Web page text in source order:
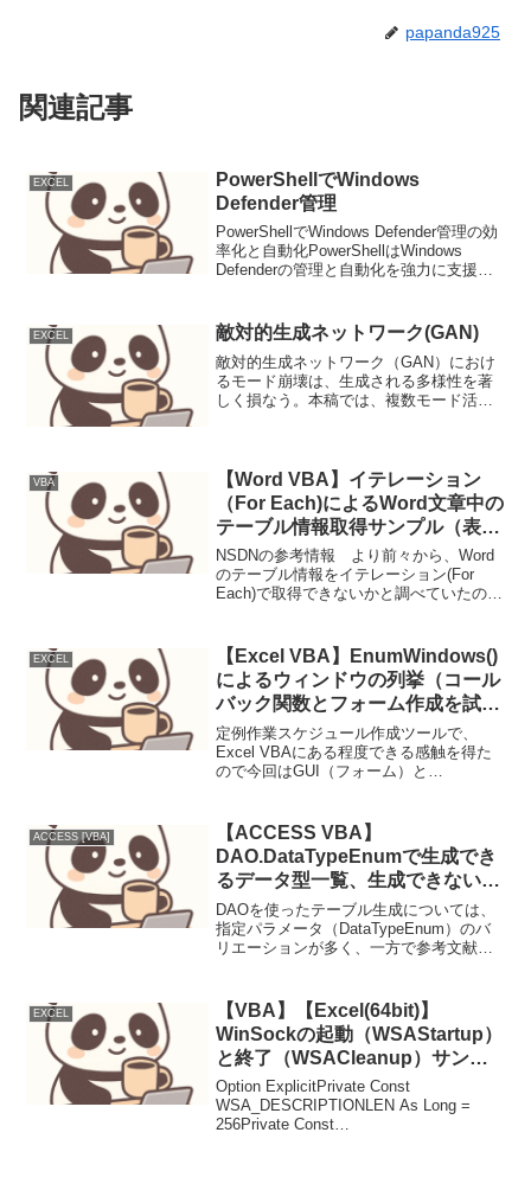
papanda925
関連記事
EXCEL
PowerShellでWindows
Defender管理
PowerShellでWindows Defender管理の効
率化と自動化PowerShellはWindows
Defenderの管理と自動化を強力に支援
けるDefen...
EXCEL 敵対的生成ネットワーク(GAN)
敵対的生成ネットワーク（GAN）におけ
るモード崩壊は、生成される多様性を著
しく損なう。本稿では、複数モード活性
VBA
【Word VBA】イテレーション
（For Each)によるWord文章中の
テーブル情報取得サンプル（表全
体、列単位、行単位）
NSDNの参考情報 より前々から、Word
のテーブル情報をイテレーション(For
Each)で取得できないかと調べていたのだ
Each)イメージをWordで実現...
EXCEL
【Excel VBA】EnumWindows()
によるウィンドウの列挙（コール
バック関数とフォーム作成を試
す）
定例作業スケジュール作成ツールで、
Excel VBAにある程度できる感触を得た
ので今回はGUI（フォーム）と
内容でソースがそのままでは使えなかっ
たけど、要点が...
ACCESS [VBA]
【ACCESS VBA】
DAO.DataTypeEnumで生成でき
るデータ型一覧、生成できないデ
ータ型一覧
DAOを使ったテーブル生成については、
指定パラメータ（DataTypeEnum）のバ
リエーションが多く、一方で参考文献で
してみた。(Access 2013 64bit環...
EXCEL
【VBA】【Excel(64bit)】
WinSockの起動（WSAStartup）
と終了（WSACleanup）サンプ
ル
Option ExplicitPrivate Const
WSA_DESCRIPTIONLEN As Long =
256Private Const